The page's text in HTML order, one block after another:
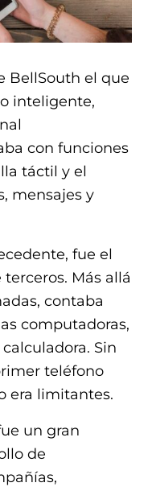
BellSouth el que
inteligente,
con funciones
táctil y el
mensajes y
fue el
Más allá
contaba
computadoras,
Sin
teléfono
era limitantes.
un gran
de